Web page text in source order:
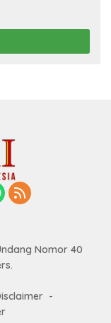
Nomor 40